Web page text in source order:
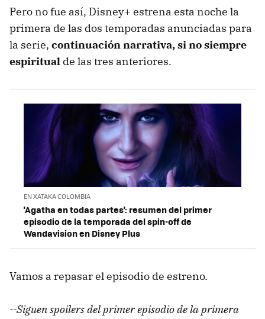
Pero no fue así, Disney+ estrena esta noche la
primera de las dos temporadas anunciadas para
la serie, continuación narrativa, si no siempre
espiritual de las tres anteriores.
EN XATAKA COLOMBIA
'Agatha en todas partes': resumen del primer
episodio de la temporada del spin-off de
Wandavision en Disney Plus
Vamos a repasar el episodio de estreno.
--Siguen spoilers del primer episodio de la primera